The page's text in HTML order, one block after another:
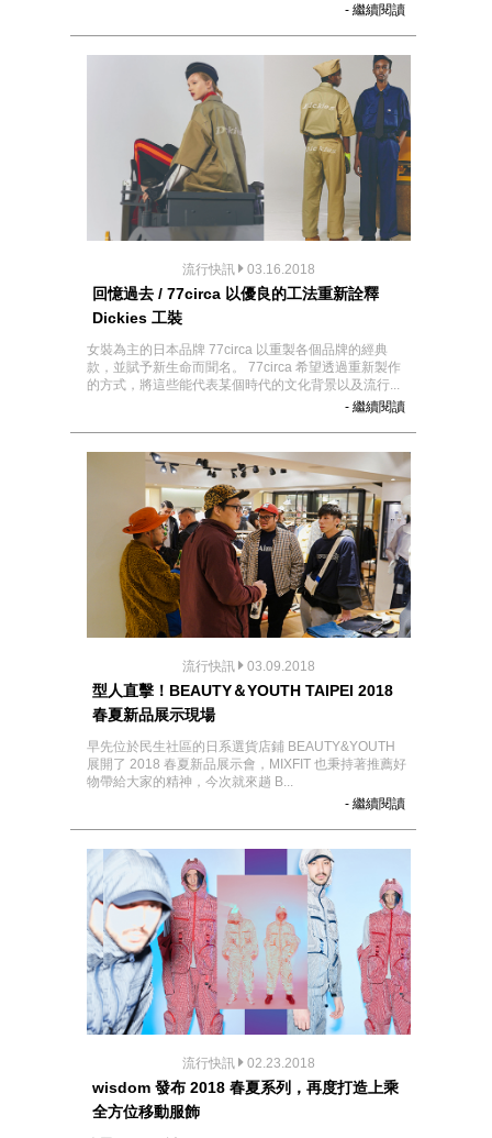
- 繼續閱讀
流行快訊 03.16.2018
回憶過去 / 77circa 以優良的工法重新詮釋
Dickies 工裝
女裝為主的日本品牌 77circa 以重製各個品牌的經典
款，並賦予新生命而聞名。 77circa 希望透過重新製作
的方式，將這些能代表某個時代的文化背景以及流行...
- 繼續閱讀
流行快訊 03.09.2018
型人直擊！BEAUTY＆YOUTH TAIPEI 2018
春夏新品展示現場
早先位於民生社區的日系選貨店鋪 BEAUTY&YOUTH
展開了 2018 春夏新品展示會，MIXFIT 也秉持著推薦好
物帶給大家的精神，今次就來趟 B...
- 繼續閱讀
流行快訊 02.23.2018
wisdom ​發布 2018​ ​春夏系列，再度打造上乘
全方位移動服飾